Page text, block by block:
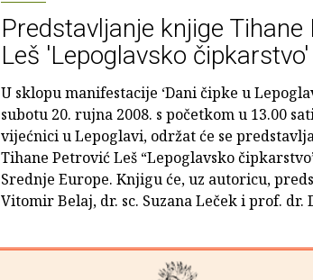
Predstavljanje knjige Tihane
Leš 'Lepoglavsko čipkarstvo'
U sklopu manifestacije ‘Dani čipke u
subotu 20. rujna 2008. s početkom u 13.00
vijećnici u Lepoglavi, održat će se
Tihane Petrović Leš “Lepoglavsko
Srednje Europe. Knjigu će, uz autoricu,
Vitomir Belaj, dr. sc. Suzana Leček i prof. dr.